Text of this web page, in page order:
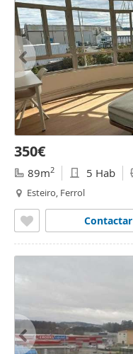
350€
89m2 5 Hab
Esteiro, Ferrol
Contactar